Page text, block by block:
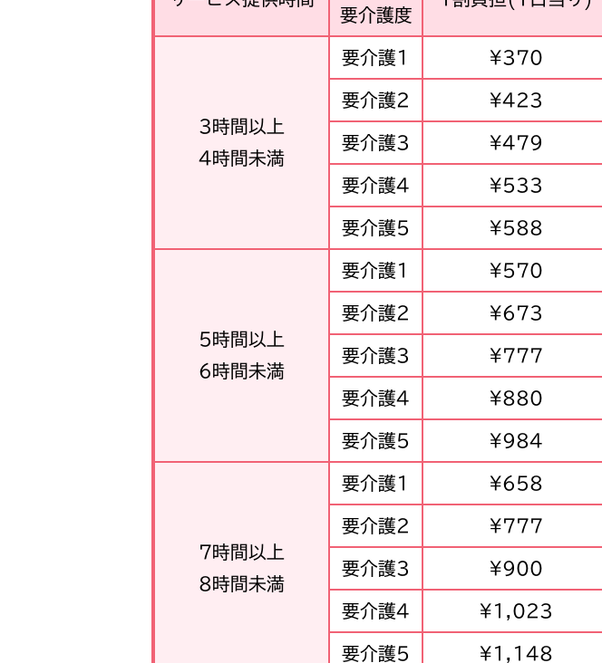
要介護度
3時間以上
4時間未満
要介護1 ¥370
要介護2 ¥423
要介護3 ¥479
要介護4 ¥533
要介護5 ¥588
5時間以上
6時間未満
要介護1 ¥570
要介護2 ¥673
要介護3 ¥777
要介護4 ¥880
要介護5 ¥984
7時間以上
8時間未満
要介護1 ¥658
要介護2 ¥777
要介護3 ¥900
要介護4 ¥1,023
要介護5 ¥1,148